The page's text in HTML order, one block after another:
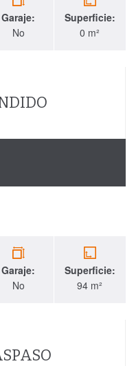
Garaje:
No
Superficie:
0 m²
Garaje:
No
Superficie:
94 m²